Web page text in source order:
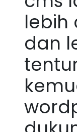
lebih
dan